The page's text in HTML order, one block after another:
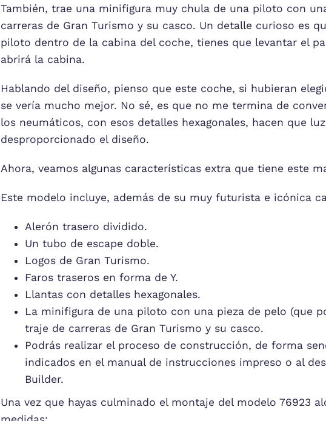
También, trae una minifigura muy chula de una piloto con
carreras de Gran Turismo y su casco. Un detalle curioso es
piloto dentro de la cabina del coche, tienes que levantar el
abrirá la cabina.
Hablando del diseño, pienso que este coche, si hubieran
se vería mucho mejor. No sé, es que no me termina de
los neumáticos, con esos detalles hexagonales, hacen que
desproporcionado el diseño.
Ahora, veamos algunas características extra que tiene este
Este modelo incluye, además de su muy futurista e icónica
Alerón trasero dividido.
Un tubo de escape doble.
Logos de Gran Turismo.
Faros traseros en forma de Y.
Llantas con detalles hexagonales.
La minifigura de una piloto con una pieza de pelo (que
traje de carreras de Gran Turismo y su casco.
Podrás realizar el proceso de construcción, de forma
indicados en el manual de instrucciones impreso o al
Builder.
Una vez que hayas culminado el montaje del modelo 76923